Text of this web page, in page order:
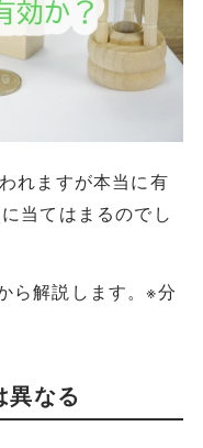
れますが本当に有
当てはまるのでし
ら解説します。※分
異なる